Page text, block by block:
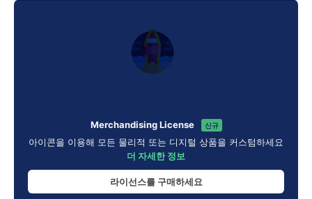
Merchandising License 신규
아이콘을 이용해 모든 물리적 또는 디지털 상품을 커스텀하세요
더 자세한 정보
라이선스를 구매하세요